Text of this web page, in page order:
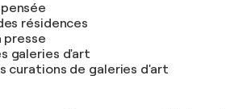
résidences
presse
galeries d'art
curations de galeries d'art